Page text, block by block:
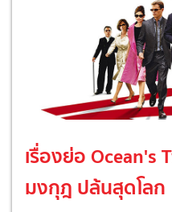
เรื่องย่อ Ocean's
มงกุฎ ปล้นสุดโลก